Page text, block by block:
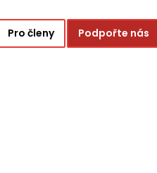
Pro členy Podpořte nás